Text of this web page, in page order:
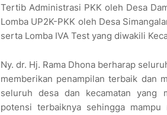
Tertib Administrasi PKK oleh Desa
Lomba UP2K-PKK oleh Desa
serta Lomba IVA Test yang diwakili
Ny. dr. Hj. Rama Dhona berharap
memberikan penampilan terbaik dan
seluruh desa dan kecamatan yang
potensi terbaiknya sehingga